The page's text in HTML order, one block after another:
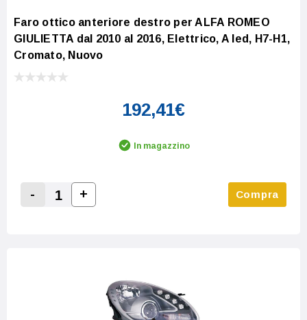
Faro ottico anteriore destro per ALFA ROMEO
GIULIETTA dal 2010 al 2016, Elettrico, A led, H7-H1,
Cromato, Nuovo
192,41€
In magazzino
Decrease Quantity:
-
Increase Quantity:
+ Compra